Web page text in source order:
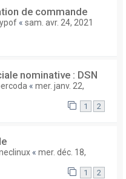
de commande
Lypof « sam. avr. 24, 2021
nominative : DSN
« mer. janv. 22,
1 2
« mer. déc. 18,
1 2